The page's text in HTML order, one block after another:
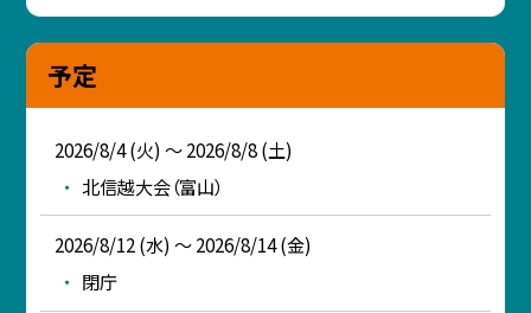
予定
2026/8/4 (火) ～ 2026/8/8 (土)
北信越大会（富山）
2026/8/12 (水) ～ 2026/8/14 (金)
閉庁